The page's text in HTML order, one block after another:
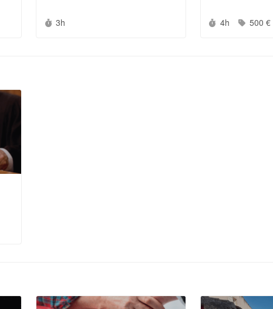
Durée :
3h Durée :
4h Prix :
500 €